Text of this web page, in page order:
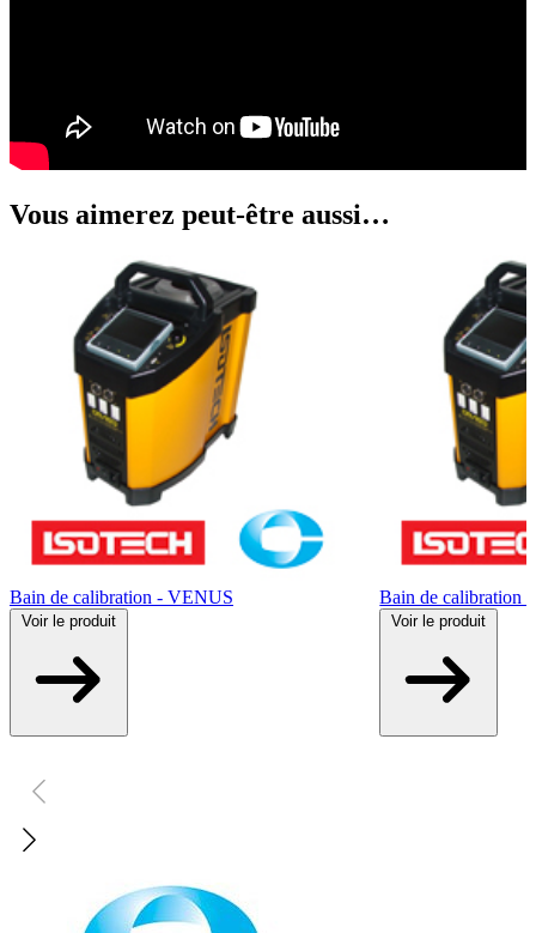
Vous aimerez peut-être aussi…
Bain de calibration - VENUS
Voir le produit
Bain de calibration
Voir le produit